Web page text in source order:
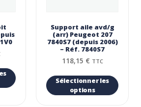
Support aile avd/g
(arr) Peugeot 207
7840S7 (depuis 2006)
– Réf. 7840S7
118,15 € TTC
Sélectionner les
options